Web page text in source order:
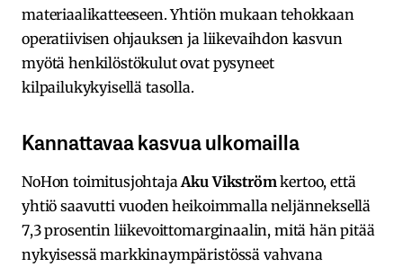
materiaalikatteeseen. Yhtiön mukaan tehokkaan
operatiivisen ohjauksen ja liikevaihdon kasvun
myötä henkilöstökulut ovat pysyneet
kilpailukykyisellä tasolla.
Kannattavaa kasvua ulkomailla
NoHon toimitusjohtajaAku Vikström kertoo, että
yhtiö saavutti vuoden heikoimmalla neljänneksellä
7,3 prosentin liikevoittomarginaalin, mitä hän pitää
nykyisessä markkinaympäristössä vahvana